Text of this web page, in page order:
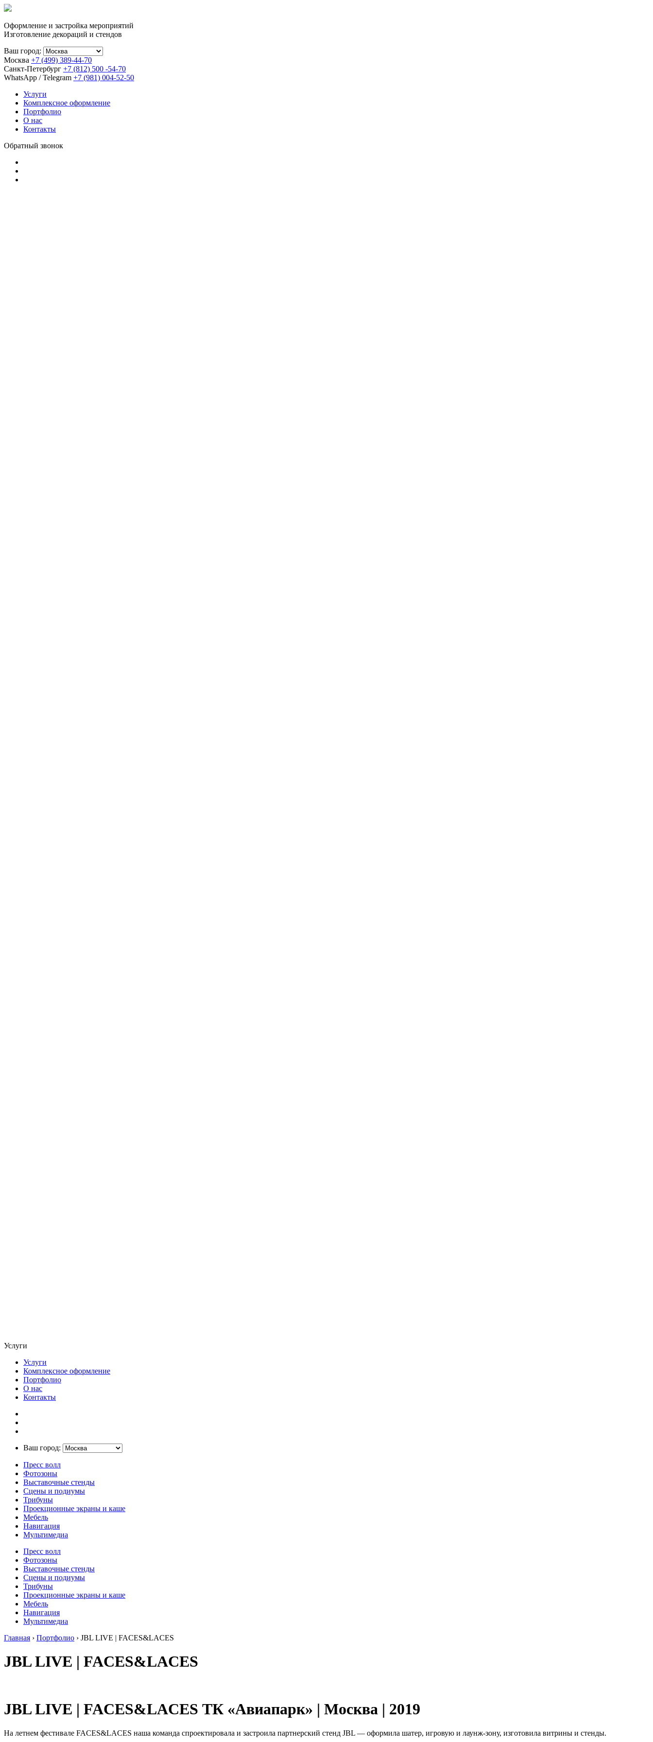
Оформление и застройка мероприятий
Изготовление декораций и стендов
Ваш город:
Москва +7 (499) 389-44-70
Санкт-Петербург +7 (812) 500 -54-70
WhatsApp / Telegram +7 (981) 004-52-50
Услуги
Комплексное оформление
Портфолио
О нас
Контакты
Обратный звонок
Услуги
Услуги
Комплексное оформление
Портфолио
О нас
Контакты
Ваш город:
Пресс волл
Фотозоны
Выставочные стенды
Сцены и подиумы
Трибуны
Проекционные экраны и каше
Мебель
Навигация
Мультимедиа
Пресс волл
Фотозоны
Выставочные стенды
Сцены и подиумы
Трибуны
Проекционные экраны и каше
Мебель
Навигация
Мультимедиа
Главная › Портфолио › JBL LIVE | FACES&LACES
JBL LIVE | FACES&LACES
JBL LIVE | FACES&LACES ТК «Авиапарк» | Москва | 2019
На летнем фестивале FACES&LACES наша команда спроектировала и застроила партнерский стенд JBL — оформила шатер, игровую и лаунж-зону, изготовила витрины и стенды.